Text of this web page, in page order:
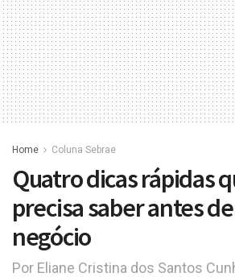
Home Coluna Sebrae
Quatro dicas rápidas
precisa saber antes
negócio
Por Eliane Cristina dos Santos